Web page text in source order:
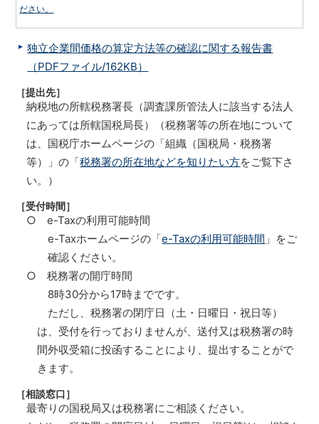
ださい。
独立企業間価格の算定方法等の確認に関する報告書
（PDFファイル/162KB）
［提出先］
納税地の所轄税務署長（調査課所管法人に該当する法人
にあっては所轄国税局長）（税務署等の所在地について
は、国税庁ホームページの「組織（国税局・税務署
等）」の「税務署の所在地などを知りたい方をご覧下さ
い。）
［受付時間］
○ e-Taxの利用可能時間
e-Taxホームページの「e-Taxの利用可能時間 」をご
確認ください。
○ 税務署の開庁時間
8時30分から17時までです。
ただし、税務署の閉庁日（土・日曜日・祝日等）
は、受付を行っておりませんが、送付又は税務署の時
間外収受箱に投函することにより、提出することがで
きます。
［相談窓口］
最寄りの国税局又は税務署にご相談ください。